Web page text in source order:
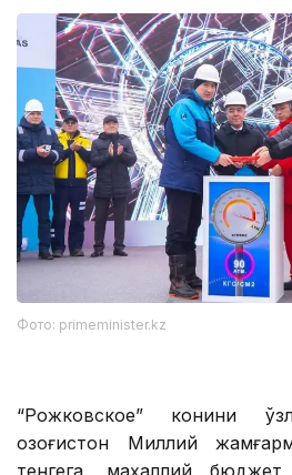
Фото: primeminister.kz
“Рожковское” конини
Қозоғистон Миллий